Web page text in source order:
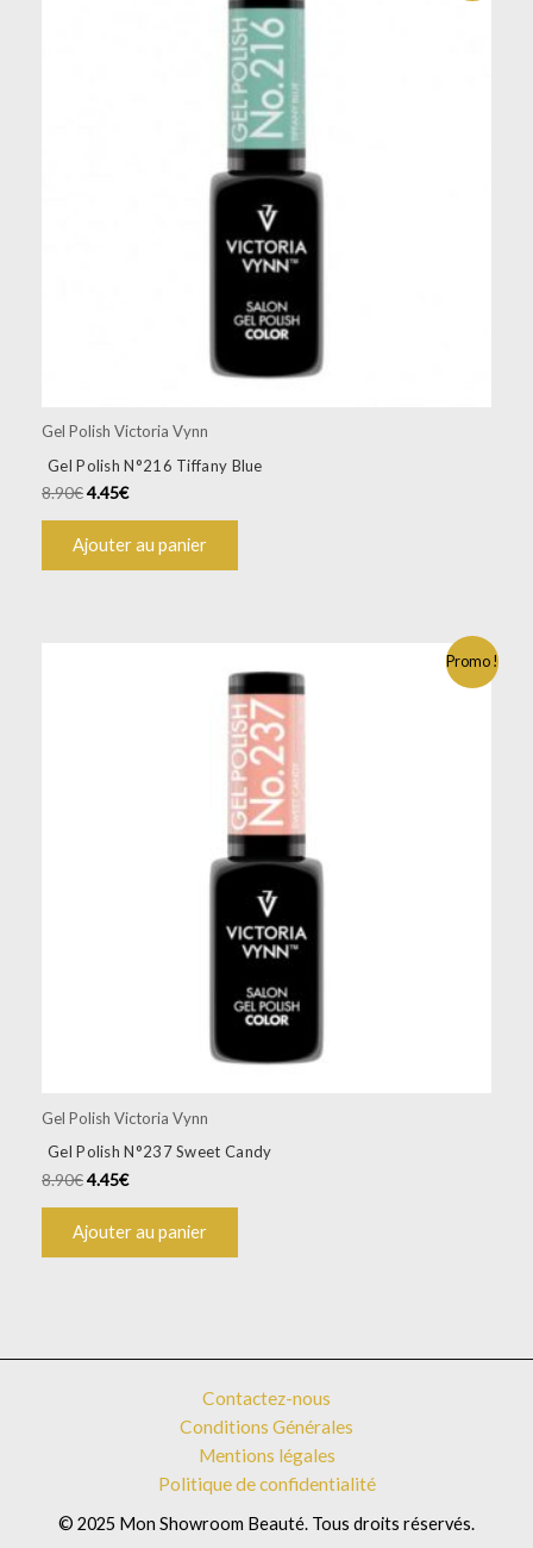
Gel Polish Victoria Vynn
Gel Polish N°216 Tiffany Blue
8.90€4.45€
Ajouter au panier
Promo !
Gel Polish Victoria Vynn
Gel Polish N°237 Sweet Candy
8.90€4.45€
Ajouter au panier
Contactez-nous
Conditions Générales
Mentions légales
Politique de confidentialité
© 2025 Mon Showroom Beauté. Tous droits réservés.